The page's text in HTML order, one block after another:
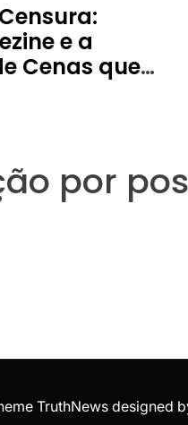
e a
Cenas que
por
TruthNews designed